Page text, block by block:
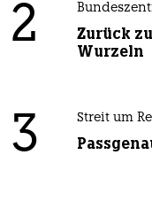
2
Zurück
Wurzeln
3 Streit um